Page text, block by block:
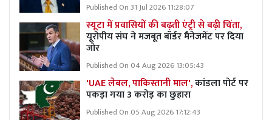
Published On 31 Jul 2026 11:28:07
स्यूटा में प्रवासियों की बढ़ती एंट्री से बढ़ी चिंता,
यूरोपीय संघ ने मजबूत बॉर्डर मैनेजमेंट पर दिया
जोर
Published On 04 Aug 2026 13:05:43
'UAE लेबल, पाकिस्तानी माल',कांडला पोर्ट पर
पकड़ा गया 3 करोड़ का छुहारा
Published On 05 Aug 2026 17:12:43